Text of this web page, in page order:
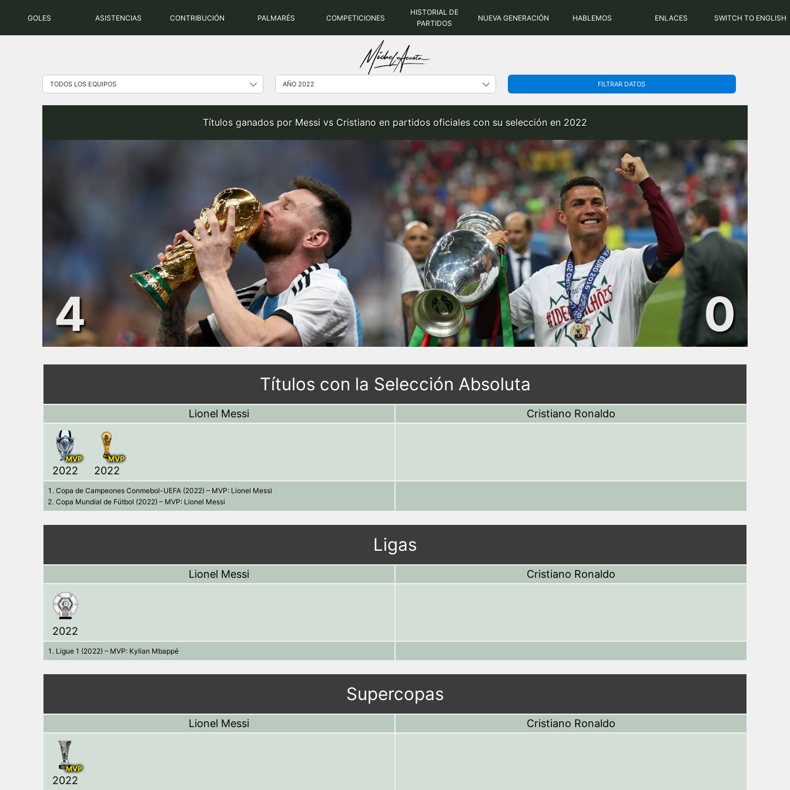
GOLES ASISTENCIAS CONTRIBUCIÓN PALMARÉS COMPETICIONES
HISTORIAL DE
PARTIDOS
NUEVA GENERACIÓN HABLEMOS ENLACES SWITCH TO ENGLISH
FILTRAR DATOS
Títulos ganados por Messi vs Cristiano en partidos oficiales con su selección en 2022
4 0
Títulos con la Selección Absoluta
Lionel Messi Cristiano Ronaldo
MVP
2022
MVP
2022
Copa de Campeones Conmebol-UEFA (2022) – MVP: Lionel Messi
Copa Mundial de Fútbol (2022) – MVP: Lionel Messi
Ligas
Lionel Messi Cristiano Ronaldo
2022
Ligue 1 (2022) – MVP: Kylian Mbappé
Supercopas
Lionel Messi Cristiano Ronaldo
MVP
2022